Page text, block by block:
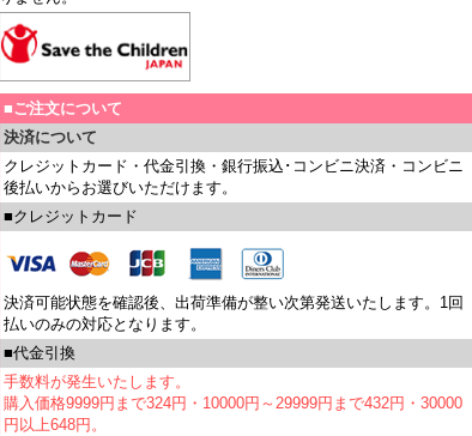
■ご注文について
決済について
クレジットカード・代金引換・銀行振込･コンビニ決済・コンビニ
後払いからお選びいただけます。
■クレジットカード
決済可能状態を確認後、出荷準備が整い次第発送いたします。1回
払いのみの対応となります。
■代金引換
手数料が発生いたします。
購入価格9999円まで324円・10000円～29999円まで432円・30000
円以上648円。